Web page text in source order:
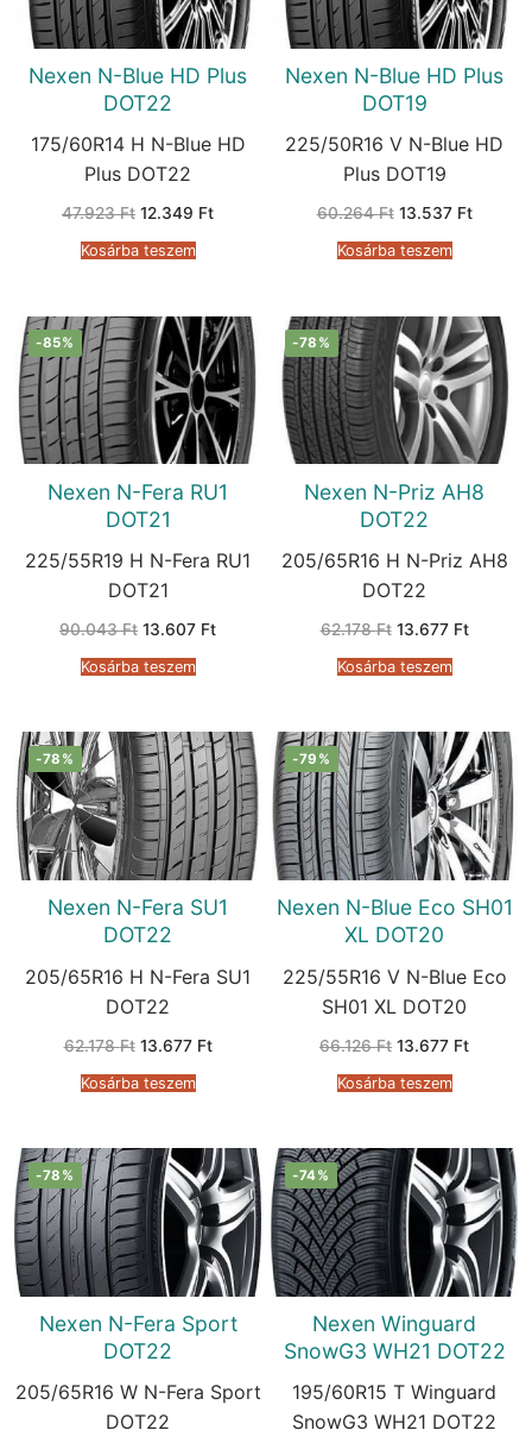
Nexen N-Blue HD Plus
DOT22
175/60R14 H N-Blue HD
Plus DOT22
47.923Ft Original
was:
47.923 Ft.
12.349 FtCurrent
Kosárba teszem
Nexen N-Blue HD Plus
DOT19
225/50R16 V N-Blue HD
Plus DOT19
60.264Ft Original
was:
60.264 Ft.
13.537 FtCurrent
Kosárba teszem
-85%
Nexen N-Fera RU1
DOT21
225/55R19 H N-Fera RU1
DOT21
90.043Ft Original
was:
90.043 Ft.
13.607 FtCurrent
Kosárba teszem
-78%
Nexen N-Priz AH8
DOT22
205/65R16 H N-Priz AH8
DOT22
62.178Ft Original
was:
62.178 Ft.
13.677 FtCurrent
Kosárba teszem
-78%
Nexen N-Fera SU1
DOT22
205/65R16 H N-Fera SU1
DOT22
62.178Ft Original
was:
62.178 Ft.
13.677 FtCurrent
Kosárba teszem
-79%
Nexen N-Blue Eco SH01
XL DOT20
225/55R16 V N-Blue Eco
SH01 XL DOT20
66.126Ft Original
was:
66.126 Ft.
13.677 FtCurrent
Kosárba teszem
-78%
Nexen N-Fera Sport
DOT22
205/65R16 W N-Fera Sport
DOT22
-74%
Nexen Winguard
SnowG3 WH21 DOT22
195/60R15 T Winguard
SnowG3 WH21 DOT22